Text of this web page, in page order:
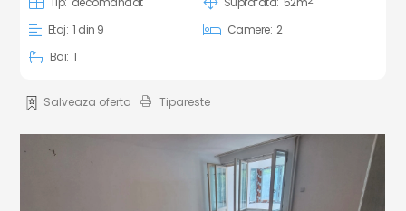
Etaj: 1 din 9 Camere: 2
Bai: 1
Salveaza oferta Tipareste